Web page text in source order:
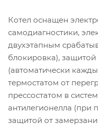
Котел оснащен
самодиагностики,
двухэтапным
блокировка),
(автоматически
термостатом от
прессостатом в
антилегионелла (при
защитой от